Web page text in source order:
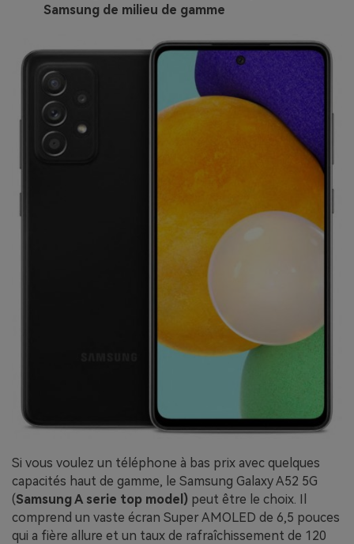
Samsung de milieu de gamme
Si vous voulez un téléphone à bas prix avec quelques
capacités haut de gamme, le Samsung Galaxy A52 5G
(Samsung A serie top model) peut être le choix. Il
comprend un vaste écran Super AMOLED de 6,5 pouces
qui a fière allure et un taux de rafraîchissement de 120